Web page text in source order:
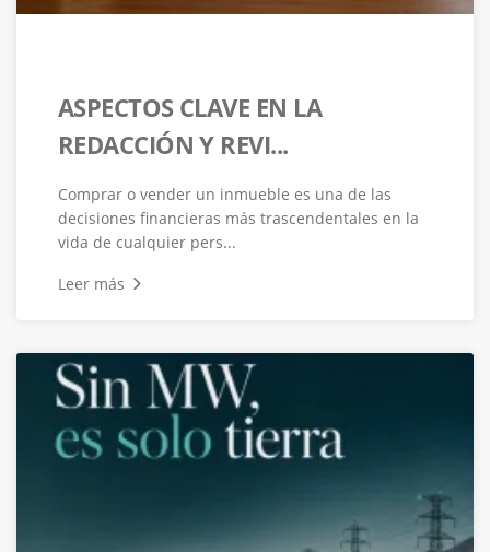
ASPECTOS CLAVE EN LA
REDACCIÓN Y REVI...
Comprar o vender un inmueble es una de las
decisiones financieras más trascendentales en la
vida de cualquier pers...
Leer más